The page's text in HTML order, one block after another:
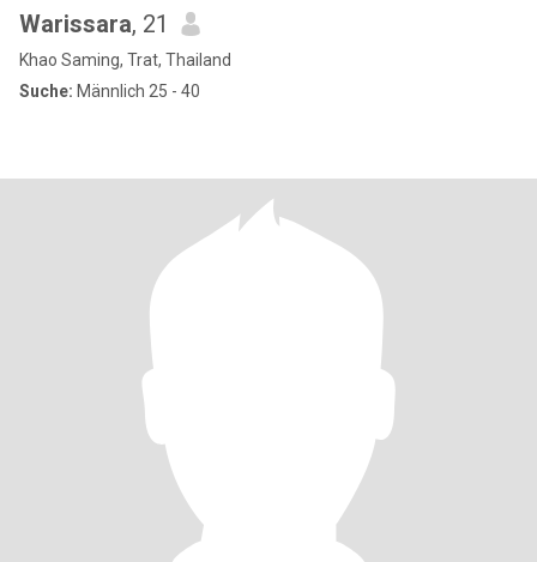
Warissara, 21
Khao Saming, Trat, Thailand
Suche: Männlich 25 - 40